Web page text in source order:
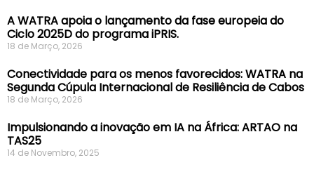
A WATRA apoia o lançamento da fase europeia do
Ciclo 2025D do programa iPRIS.
18 de Março, 2026
Conectividade para os menos favorecidos: WATRA na
Segunda Cúpula Internacional de Resiliência de Cabos
18 de Março, 2026
Impulsionando a inovação em IA na África: ARTAO na
TAS25
14 de Novembro, 2025